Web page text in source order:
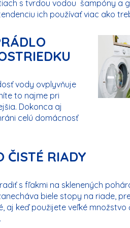
s tvrdou vodou šampóny a
ich používať viac ako
vody ovplyvňuje
to najme pri
Dokonca aj
celú domácnosť
ČISTÉ RIADY
s fľakmi na sklenených
biele stopy na riade,
aj keď použijete veľké množstvo